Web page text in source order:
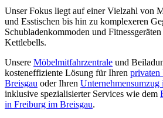
Unser Fokus liegt auf einer Vielzahl von
und Esstischen bis hin zu komplexeren
Schubladenkommoden und
Kettlebells.
Unsere Möbelmitfahrzentrale und
kosteneffiziente Lösung für Ihren privaten
Breisgau oder Ihren
inklusive spezialisierter Services wie dem
in Freiburg im Breisgau.